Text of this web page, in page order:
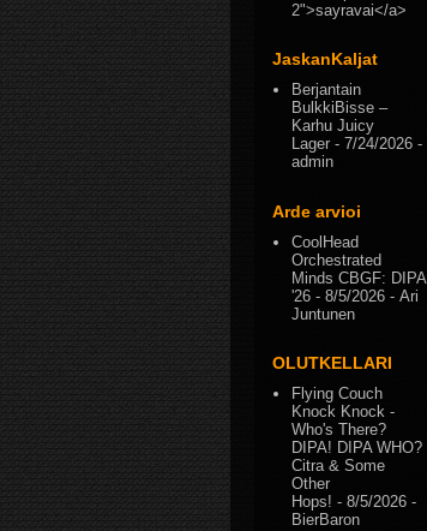
2">sayravai</a>
JaskanKaljat
Berjantain
BulkkiBisse –
Karhu Juicy
Lager - 7/24/2026 -
admin
Arde arvioi
CoolHead
Orchestrated
Minds CBGF: DIPA
'26 - 8/5/2026 - Ari
Juntunen
OLUTKELLARI
Flying Couch
Knock Knock -
Who's There?
DIPA! DIPA WHO?
Citra & Some
Other
Hops! - 8/5/2026 -
BierBaron